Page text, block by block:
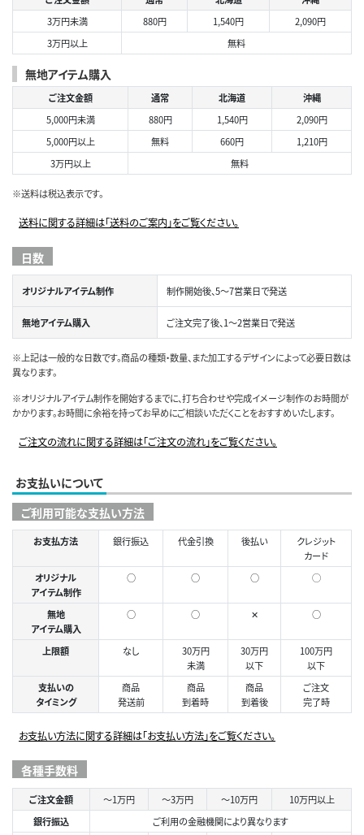
3万円未満
880円 1,540円
2,090円
3万円以上
無料
無地アイテム購入
ご注文金額 通常 北海道
沖縄
5,000円未満
880円 1,540円
2,090円
5,000円以上
無料 660円
1,210円
3万円以上
無料
※送料は税込表示です。
送料に関する詳細は「送料のご案内」をご覧ください。
日数
オリジナルアイテム制作 制作開始後、5～7営業日で発送
無地アイテム購入 ご注文完了後、1～2営業日で発送
※上記は一般的な日数です。商品の種類・数量、また加工するデザインによって必要日数は
異なります。
※オリジナルアイテム制作を開始するまでに、打ち合わせや完成イメージ制作のお時間が
かかります。お時間に余裕を持ってお早めにご相談いただくことをおすすめいたします。
ご注文の流れに関する詳細は「ご注文の流れ」をご覧ください。
お支払いについて
ご利用可能な支払い方法
お支払方法 銀行振込 代金引換 後払い
クレジット
カード
オリジナル
アイテム制作
○ ○ ○ ◯
無地
アイテム購入
○ ○ ✕ ○
上限額 なし
30万円
未満
30万円
以下
100万円
以下
支払いの
タイミング
商品
発送前
商品
到着時
商品
到着後
ご注文
完了時
お支払い方法に関する詳細は「お支払い方法」をご覧ください。
各種手数料
ご注文金額 ～1万円 ～3万円 ～10万円
10万円以上
銀行振込
ご利用の金融機関により異なります